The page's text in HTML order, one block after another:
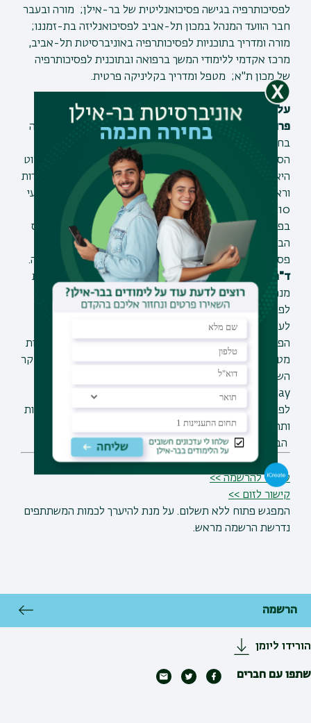
לפסיכותרפיה בגישה פסיכואנליטית של בר-אילן; מורה ובעבר
חבר הוועד המנהל במכון תל-אביב לפסיכואנליזה בת-זמננו;
מורה ומדריך בתוכניות לפסיכותרפיה באוניברסיטת תל-אביב,
מרכז אקדמי ללימודי המשך ברפואה ובתוכנית לפסיכותרפיה
של מכון ת"א; מטפל ומדריך בקליניקה פרטית.
על הדוברות בערב:
פרופ' מירב רוט
, פסיכולוגית קלינית, פסיכואנליטיקאית מנחה
בחברה הפסיכואנליטית בישראל וחוקרת תרבות. מורה בבית
הספר לטיפול, ייעוץ והתפתחות האדם באוניברסיטת חיפה. רוט
היא מהדמויות המובילות בהתמודדות עם מחדל 7.10. ממייסדות
וראשות FLM - ארגון אזרחי לטיפול ארוך טווח בחינם בנפגעי
7.10 ובני משפחותיהם. מחברת פרקים, מאמרים וספרים
בפסיכואנליזה ובממשק בין פסיכואנליזה וספרות. זוכת הפרס
הבינלאומי היוקרתי ע"ש סיגורני לשנת 2024 על תרומה
פסיכואנליטית פורצת דרך בתחום הספרות ובתחום הטראומה.
ד"ר הילית אראל-ברודסקי, עו"ס קלינית, פסיכואנליטיקאית
מנחה בחברה הפסיכואנליטית בישראל, ראש התוכנית
לפסיכותרפיה פסיכואנליטית בבר-אילן וחברת סגל בביה"ס
לע"ס בבר-אילן; יו"ר משותף בוועדת התקנון בחברה
הפסיכואנליטית בישראל וחברת הוועדה לפסיכואנליזה ותרבות
מטעם האיחוד הבינלאומי לפסיכואנליזה. זוכת פרס היימן לחקר
Today, לשנת 2015; שניהם מטעם האיחוד הבינלאומי
לפסיכואנליזה; עורכת הספר "שתי וערב"-פסיכואנליזה, אמנות
הבינלאומי.
קישור להרשמה >>
קישור לזום >>
המפגש פתוח ללא תשלום. על מנת להיערך לכמות המשתתפים
נדרשת הרשמה מראש.
הרשמה
הורידו ליומן
שתפו עם חברים